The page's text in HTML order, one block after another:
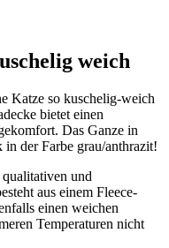
weich
Katze so kuschelig-weich
bietet einen
Das Ganze in
der Farbe grau/anthrazit!
qualitativen und
aus einem Fleece-
einen weichen
Temperaturen nicht